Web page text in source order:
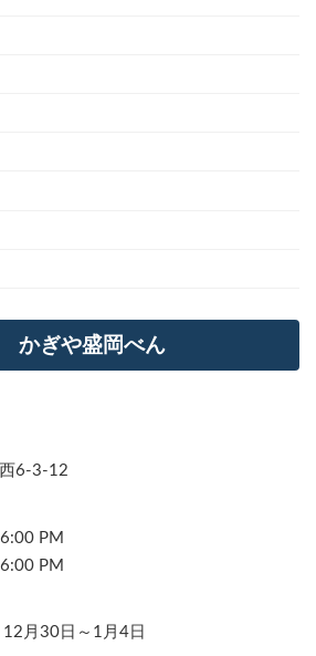
かぎや盛岡べん
6-3-12
PM
PM
月30日～1月4日